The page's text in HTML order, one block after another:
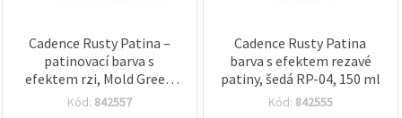
můžete
preference v
Nastavení
Cadence Rusty Patina –
patinovací barva s
efektem rzi, Mold Green
(plísňově zelená) RP-03,
Kód: 842557
Cadence Rusty Patina
barva s efektem rezavé
patiny, šedá RP-04, 150 ml
Kód: 842555